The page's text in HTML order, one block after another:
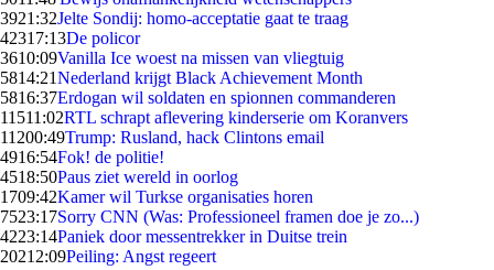
3921:32Jelte Sondij: homo-acceptatie gaat te traag
42317:13De policor
3610:09Vanilla Ice woest na missen van vliegtuig
5814:21Nederland krijgt Black Achievement Month
5816:37Erdogan wil soldaten en spionnen commanderen
11511:02RTL schrapt aflevering kinderserie om Koranvers
11200:49Trump: Rusland, hack Clintons email
4916:54Fok! de politie!
4518:50Paus ziet wereld in oorlog
1709:42Kamer wil Turkse organisaties horen
7523:17Sorry CNN (Was: Professioneel framen doe je zo...)
4223:14Paniek door messentrekker in Duitse trein
20212:09Peiling: Angst regeert